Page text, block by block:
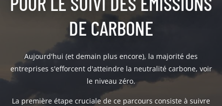
Nos configurateurs
DE CARBONE
Aujourd'hui (et demain plus encore), la majorité des
entreprises s'efforcent d'atteindre la neutralité carbone, voir
le niveau zéro.
La première étape cruciale de ce parcours consiste à suivre